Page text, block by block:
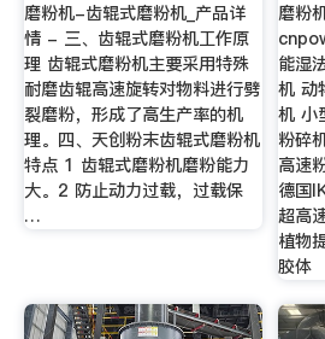
磨粉机-齿辊式磨粉机_产品详
情 - 三、齿辊式磨粉机工作原
理 齿辊式磨粉机主要采用特殊
耐磨齿辊高速旋转对物料进行劈
裂磨粉，形成了高生产率的机
理。四、天创粉末齿辊式磨粉机
特点 1 齿辊式磨粉机磨粉能力
大。2 防止动力过载，过载保
…
磨粉
能湿
机 动
机 小
粉碎
高速
德国
超高
植物
胶体